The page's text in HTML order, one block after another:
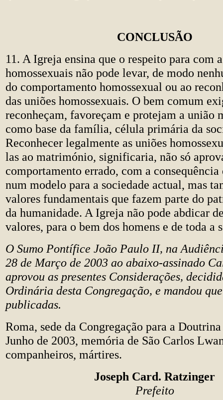
CONCLUSÃO
11. A Igreja ensina que o respeito para com
homossexuais não pode levar, de modo
do comportamento homossexual ou ao
das uniões homossexuais. O bem comum
reconheçam, favoreçam e protejam a união
como base da família, célula primária da
Reconhecer legalmente as uniões
las ao matrimónio, significaria, não só
comportamento errado, com a
num modelo para a sociedade actual, mas
valores fundamentais que fazem parte do
da humanidade. A Igreja não pode abdicar
valores, para o bem dos homens e de toda a
O Sumo Pontífice João Paulo II, na
28 de Março de 2003 ao abaixo-assinado
aprovou as presentes Considerações,
Ordinária desta Congregação, e mandou
publicadas.
Roma, sede da Congregação para a
Junho de 2003, memória de São Carlos
companheiros, mártires.
Joseph Card. Ratzinger
Prefeito